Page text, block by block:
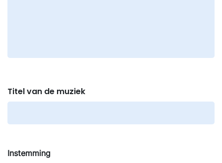
Titel van de muziek
Instemming